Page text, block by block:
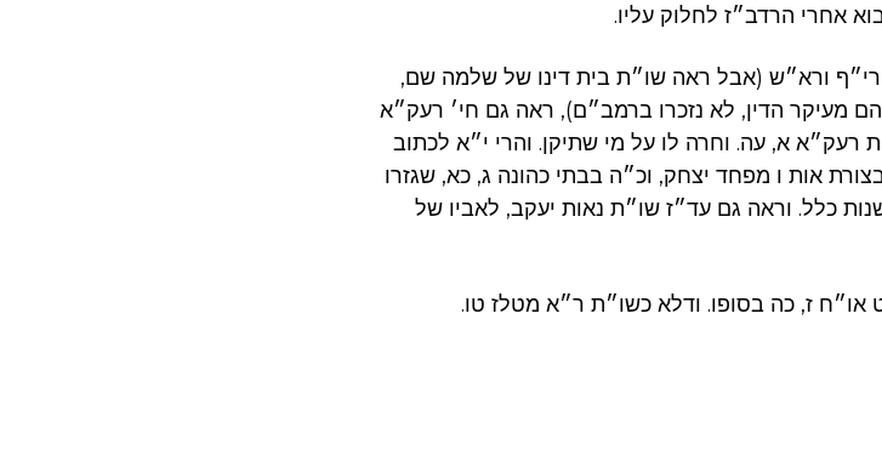
אחרי הרדב״ז לחלוק עליו.
ורא״ש (אבל ראה שו״ת בית דינו של שלמה שם,
מעיקר הדין, לא נזכרו ברמב״ם), ראה גם חי׳ רעק״א
א, עה. וחרה לו על מי שתיקן. והרי י״א לכתוב
אות ו מפחד יצחק, וכ״ה בבתי כהונה ג, כא, שגזרו
כלל. וראה גם עד״ז שו״ת נאות יעקב, לאביו של
או״ח ז, כה בסופו. ודלא כשו״ת ר״א מטלז טו.